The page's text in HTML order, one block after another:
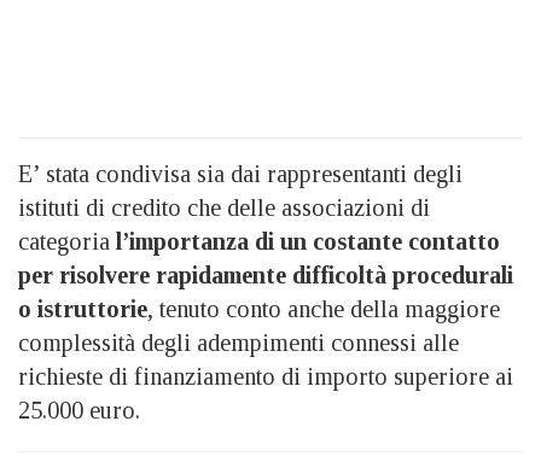
E’ stata condivisa sia dai rappresentanti degli
istituti di credito che delle associazioni di
categoria l’importanza di un costante contatto
per risolvere rapidamente difficoltà procedurali
o istruttorie, tenuto conto anche della maggiore
complessità degli adempimenti connessi alle
richieste di finanziamento di importo superiore ai
25.000 euro.